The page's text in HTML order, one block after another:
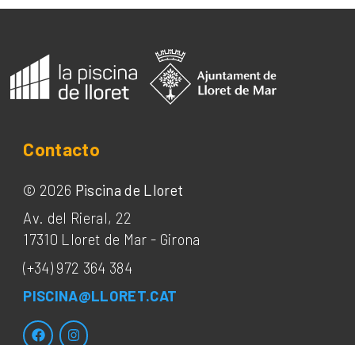
Contacto
© 2026 Piscina de Lloret
Av. del Rieral, 22
17310 Lloret de Mar - Girona
(+34) 972 364 384
PISCINA@LLORET.CAT